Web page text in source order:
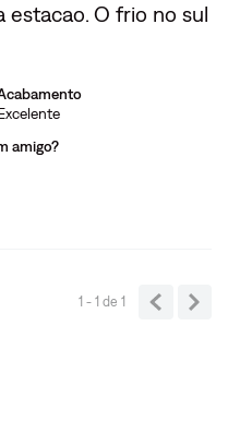
estacao. O frio no sul
amigo?
1 - 1de 1